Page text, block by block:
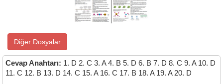
Diğer Dosyalar
Cevap Anahtarı: 1. D 2. C 3. A 4. B 5. D 6. B 7. D 8. C 9. A 10. D
11. C 12. B 13. D 14. C 15. A 16. C 17. B 18. A 19. A 20. D